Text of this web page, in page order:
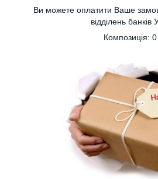
Ви можете оплатити Ваше
відділень банків
Композиція: